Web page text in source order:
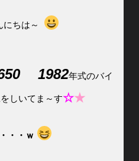
にちは～
1982年式のバイ
しいてま～す☆★
・・・ｗ